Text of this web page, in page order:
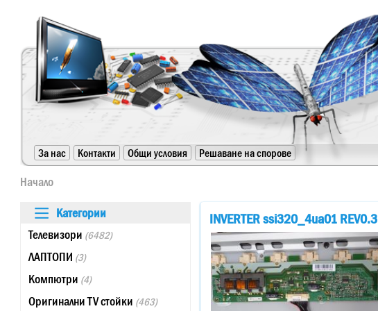
За нас Контакти Общи условия
Решаване на спорове
https://www.high-endrolex.com/24
Начало
Категории
Телевизори (6482)
ЛАПТОПИ (3)
Компютри (4)
Оригинални TV стойки (463)
INVERTER ssi320_4ua01 REV0.3